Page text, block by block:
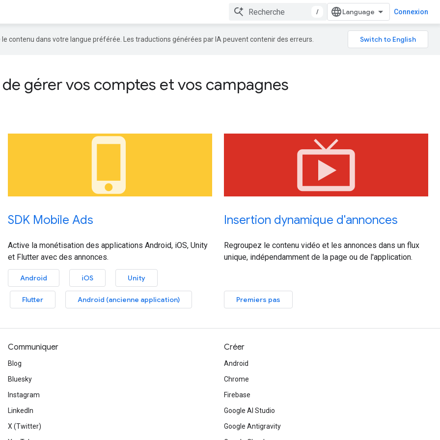
/ Connexion
le contenu dans votre langue préférée. Les traductions générées par IA peuvent contenir des erreurs.
gérer vos comptes et vos campagnes
phone_iphone
SDK Mobile Ads
Active la monétisation des applications Android, iOS, Unity
et Flutter avec des annonces.
Android iOS Unity
Flutter Android (ancienne application)
live_tv
Insertion dynamique d'annonces
Regroupez le contenu vidéo et les annonces dans un flux
unique, indépendamment de la page ou de l'application.
Premiers pas
Communiquer
Blog
Bluesky
Instagram
LinkedIn
X (Twitter)
Créer
Android
Chrome
Firebase
Google AI Studio
Google Antigravity